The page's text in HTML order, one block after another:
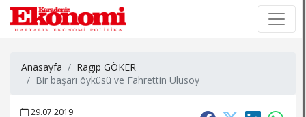
Anasayfa
Ragıp GÖKER
Bir başarı öyküsü ve Fahrettin Ulusoy
29.07.2019
×
×